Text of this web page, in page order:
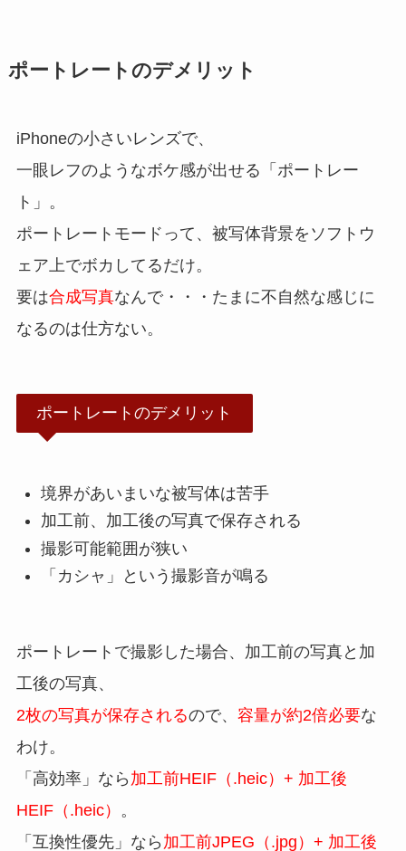
ポートレートのデメリット
iPhoneの小さいレンズで、
一眼レフのようなボケ感が出せる「ポートレー
ト」。
ポートレートモードって、被写体背景をソフトウ
ェア上でボカしてるだけ。
要は合成写真なんで・・・たまに不自然な感じに
なるのは仕方ない。
ポートレートのデメリット
境界があいまいな被写体は苦手
加工前、加工後の写真で保存される
撮影可能範囲が狭い
「カシャ」という撮影音が鳴る
ポートレートで撮影した場合、加工前の写真と加
工後の写真、
2枚の写真が保存されるので、 容量が約2倍必要な
わけ。
「高効率」なら 加工前HEIF（.heic）+ 加工後
HEIF（.heic）
。
「互換性優先」なら 加工前JPEG（.jpg）+ 加工後